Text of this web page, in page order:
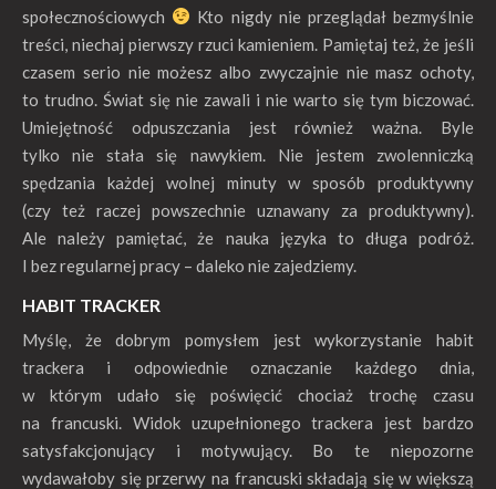
społecznościowych
Kto nigdy nie przeglądał bezmyślnie
treści, niechaj pierwszy rzuci kamieniem. Pamiętaj też, że jeśli
czasem serio nie możesz albo zwyczajnie nie masz ochoty,
to trudno. Świat się nie zawali i nie warto się tym biczować.
Umiejętność odpuszczania jest również ważna. Byle
tylko nie stała się nawykiem. Nie jestem zwolenniczką
spędzania każdej wolnej minuty w sposób produktywny
(czy też raczej powszechnie uznawany za produktywny).
Ale należy pamiętać, że nauka języka to długa podróż.
I bez regularnej pracy – daleko nie zajedziemy.
HABIT TRACKER
Myślę, że dobrym pomysłem jest wykorzystanie habit
trackera i odpowiednie oznaczanie każdego dnia,
w którym udało się poświęcić chociaż trochę czasu
na francuski. Widok uzupełnionego trackera jest bardzo
satysfakcjonujący i motywujący. Bo te niepozorne
wydawałoby się przerwy na francuski składają się w większą